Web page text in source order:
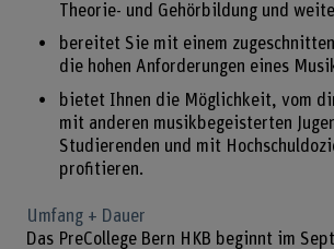
Theorie- und Gehörbildung und
bereitet Sie mit einem
die hohen Anforderungen eines
bietet Ihnen die Möglichkeit, vom
mit anderen musikbegeisterten
Studierenden und mit
profitieren.
Umfang + Dauer
Das PreCollege Bern HKB beginnt im